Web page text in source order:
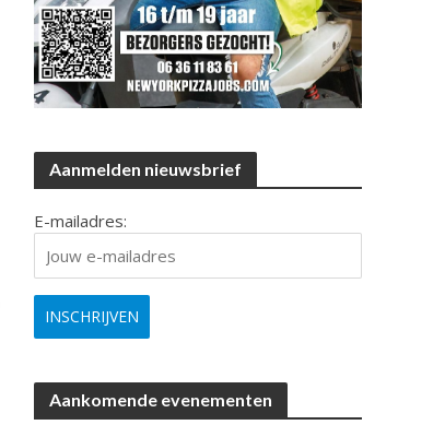
Aanmelden nieuwsbrief
E-mailadres:
Aankomende evenementen